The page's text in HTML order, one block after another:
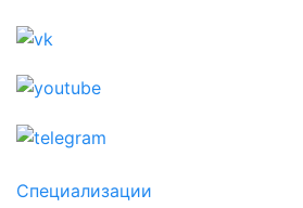
Специализации